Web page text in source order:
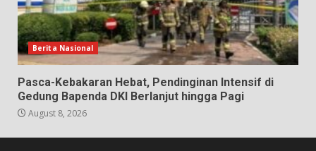
Berita Nasional
Pasca-Kebakaran Hebat, Pendinginan Intensif di
Gedung Bapenda DKI Berlanjut hingga Pagi
August 8, 2026